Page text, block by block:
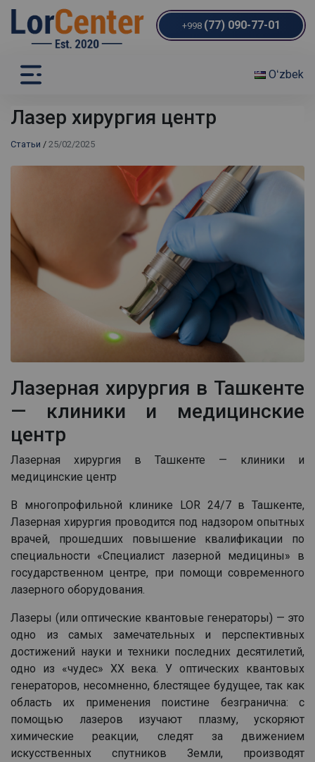
+998 (77) 090-77-01
Oʻzbek
Лазер хирургия центр
Статьи / 25/02/2025
Лазерная хирургия в Ташкенте
— клиники и медицинские
центр
Лазерная хирургия в Ташкенте — клиники и
медицинские центр
В многопрофильной клинике LOR 24/7 в Ташкенте,
Лазерная хирургия проводится под надзором опытных
врачей, прошедших повышение квалификации по
специальности «Специалист лазерной медицины» в
государственном центре, при помощи современного
лазерного оборудования.
Лазеры (или оптические квантовые генераторы) — это
одно из самых замечательных и перспективных
достижений науки и техники последних десятилетий,
одно из «чудес» XX века. У оптических квантовых
генераторов, несомненно, блестящее будущее, так как
область их применения поистине безгранична: с
помощью лазеров изучают плазму, ускоряют
химические реакции, следят за движением
искусственных спутников Земли, производят